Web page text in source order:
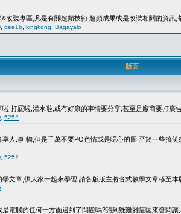
改裝專區,凡是有關超頻技術.超頻成果或是改裝相關的資訊,
csie1b kingkong Bagayalo
版面
啦,打屁啦,灌水啦,或有好康的事情要分享,甚至是廠商要打廣
5252
享人.事.物,但是千萬不要PO色情或是噁心的圖,至於一些搞
5252
學文章,供大家一起來學習,請各版版主將各式教學文章移至本
是電腦的任何一方面遇到了問題嗎?請到疑難雜症區來發問讓